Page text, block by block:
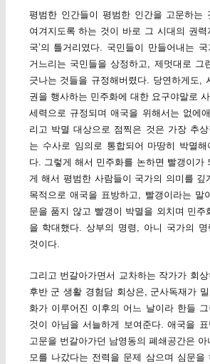
평범한 인간들이 평범한 인간을 고문하는
여겨지도록 하는 것이 바로 그 시대의 권력
국’의 틀거리였다. 국민들이 만들어내는
거느리는 국민들을 상정하고, 제멋대로 그
긋나는 것들을 규정해버렸다. 당연하게도,
권을 행사하는 민주화에 대한 요구야말로
세력으로 규정되며 애국을 위해서는 없에
리고 박멸 대상으로 점찍은 것은 가장 추
는 수사로 임의로 통합되어 마땅히 박멸해
다. 그렇게 해서 민주화를 논하면 빨갱이가
게 해서 평범한 사람들이 국가의 의미를 깊
목적으로 애국을 표방하고, 빨갱이라는 말
문을 품지 않고 빨갱이 박멸을 외치며 민주
을 학대했다. 상부의 명령, 아니 국가의 명
것이다.
그리고 번갈아가면서 교차하는 작가가 회
후반 군 생활 경험담 회상은, 군사독재가
화가 이루어진 이후의 어느 날이라 한들
것이 아님을 서늘하게 보여준다. 애국을
고문을 번갈아가던 남영동의 폐쇄공간은
모를 나갔다는 전력을 문제 삼으며 심문을